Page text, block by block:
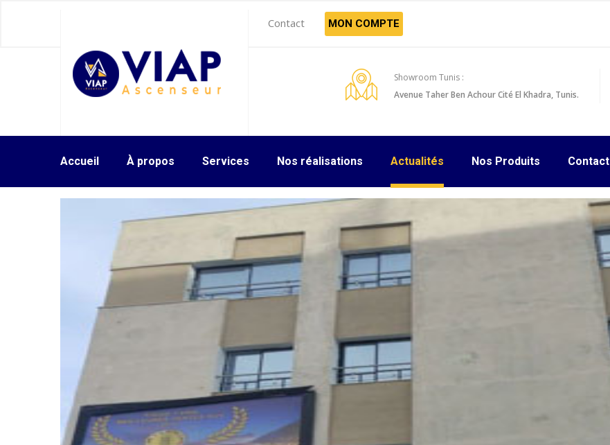
Contact MON COMPTE
Showroom Tunis :
Avenue Taher Ben Achour Cité El Khadra, Tunis.
Accueil À propos Services Nos réalisations Actualités Nos Produits Contact